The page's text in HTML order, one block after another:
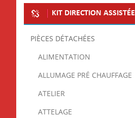
KIT DIRECTION ASSISTÉE
PIÈCES DÉTACHÉES
ALIMENTATION
ALLUMAGE PRÉ CHAUFFAGE
ATELIER
ATTELAGE